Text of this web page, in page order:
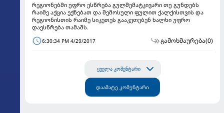
რეგიონებში უფრო ესწრება გულშემატკივარი თუ გუნდებს
რაიმე აქცია ექნებათ და შემოსული ფულით ქალქისთვის და
რეგიონისთის რაიმე სიკეთეს გააკეთებენ ხალხი უფრო
დაესწრება თამაშს.
6:30:34 PM 4/29/2017 გამოხმაურება(0)
ყველა კომენტარი
დაამატე კომენტარი